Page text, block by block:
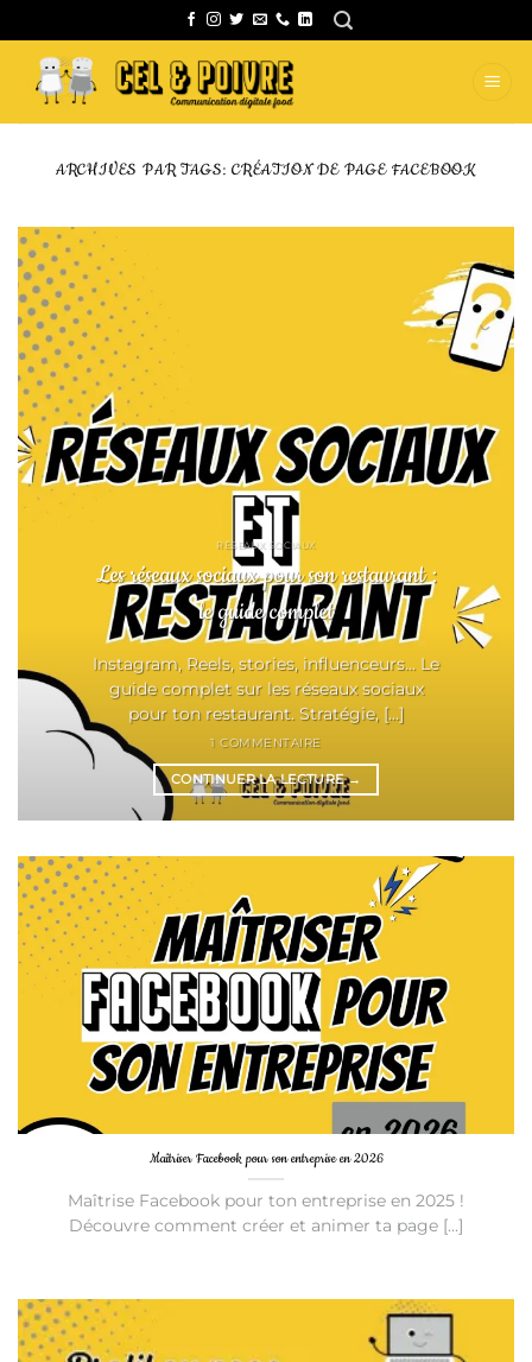
au
contenu
ARCHIVES PAR TAGS:CRÉATION DE PAGE FACEBOOK
RÉSEAUX SOCIAUX
Les réseaux sociaux pour son restaurant :
le guide complet
Instagram, Reels, stories, influenceurs... Le
guide complet sur les réseaux sociaux
pour ton restaurant. Stratégie, [...]
1 COMMENTAIRE
CONTINUER LA LECTURE→
Maîtriser Facebook pour son entreprise en 2026
Maîtrise Facebook pour ton entreprise en 2025 !
Découvre comment créer et animer ta page [...]